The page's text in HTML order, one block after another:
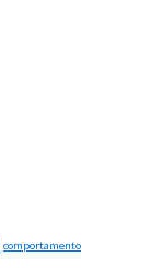
comportamento